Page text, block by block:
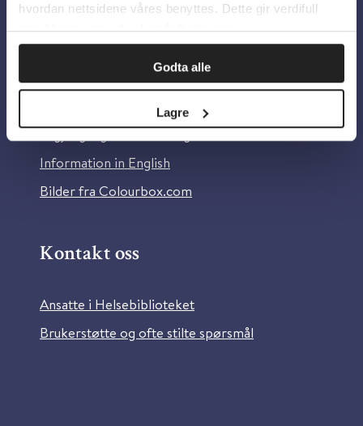
hvordan nettsidene våres benyttes. Dette gir verdifull
innsikt som gjør at vi kan forbedre oss.
Godta alle
Lagre
Om oss
Om Helsebiblioteket
Personvern og informasjonskapsler
Tilgjengelighetserklæring
Information in English
Bilder fra Colourbox.com
Kontakt oss
Ansatte i Helsebiblioteket
Brukerstøtte og ofte stilte spørsmål